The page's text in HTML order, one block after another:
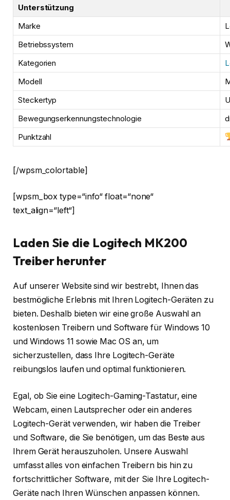
Unterstützung
Marke
Betriebssystem
Kategorien
Modell
Steckertyp
Bewegungserkennungstechnologie
Punktzahl
[/wpsm_colortable]
[wpsm_box type=“info“ float=“none“
text_align=“left“]
Laden Sie die Logitech MK200
Treiber herunter
Auf unserer Website sind wir bestrebt, Ihnen das
bestmögliche Erlebnis mit Ihren Logitech-Geräten zu
bieten. Deshalb bieten wir eine große Auswahl an
kostenlosen Treibern und Software für Windows 10
und Windows 11 sowie Mac OS an, um
sicherzustellen, dass Ihre Logitech-Geräte
reibungslos laufen und optimal funktionieren.
Egal, ob Sie eine Logitech-Gaming-Tastatur, eine
Webcam, einen Lautsprecher oder ein anderes
Logitech-Gerät verwenden, wir haben die Treiber
und Software, die Sie benötigen, um das Beste aus
Ihrem Gerät herauszuholen. Unsere Auswahl
umfasst alles von einfachen Treibern bis hin zu
fortschrittlicher Software, mit der Sie Ihre Logitech-
Geräte nach Ihren Wünschen anpassen können.